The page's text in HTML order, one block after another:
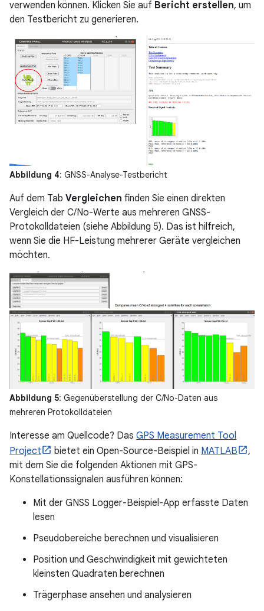
verwenden können. Klicken Sie auf Bericht erstellen, um
den Testbericht zu generieren.
Abbildung 4: GNSS-Analyse-Testbericht
Auf dem Tab Vergleichen finden Sie einen direkten
Vergleich der C/No-Werte aus mehreren GNSS-
Protokolldateien (siehe Abbildung 5). Das ist hilfreich,
wenn Sie die HF-Leistung mehrerer Geräte vergleichen
möchten.
Abbildung 5: Gegenüberstellung der C/No-Daten aus
mehreren Protokolldateien
Interesse am Quellcode? Das GPS Measurement Tool
Project
bietet ein Open-Source-Beispiel in MATLAB
,
mit dem Sie die folgenden Aktionen mit GPS-
Konstellationssignalen ausführen können:
Mit der GNSS Logger-Beispiel-App erfasste Daten
lesen
Pseudobereiche berechnen und visualisieren
Position und Geschwindigkeit mit gewichteten
kleinsten Quadraten berechnen
Trägerphase ansehen und analysieren